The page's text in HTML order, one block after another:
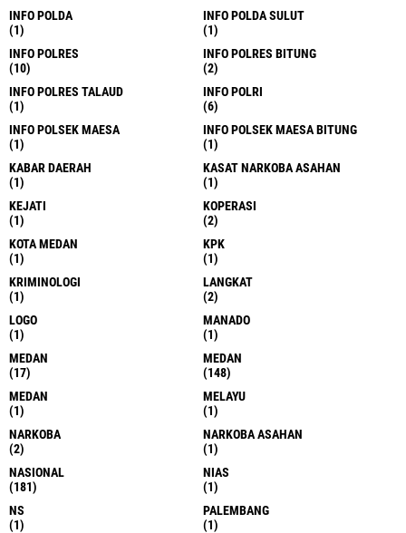
INFO POLDA
(1)
INFO POLDA SULUT
(1)
INFO POLRES
(10)
INFO POLRES BITUNG
(2)
INFO POLRES TALAUD
(1)
INFO POLRI
(6)
INFO POLSEK MAESA
(1)
INFO POLSEK MAESA BITUNG
(1)
KABAR DAERAH
(1)
KASAT NARKOBA ASAHAN
(1)
KEJATI
(1)
KOPERASI
(2)
KOTA MEDAN
(1)
KPK
(1)
KRIMINOLOGI
(1)
LANGKAT
(2)
LOGO
(1)
MANADO
(1)
MEDAN
(17)
MEDAN
(148)
MEDAN
(1)
MELAYU
(1)
NARKOBA
(2)
NARKOBA ASAHAN
(1)
NASIONAL
(181)
NIAS
(1)
NS
(1)
PALEMBANG
(1)